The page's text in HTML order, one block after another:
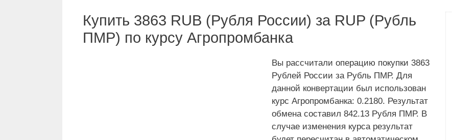
Купить 3863 RUB (Рубля России) за RUP (Рубль
ПМР) по курсу Агропромбанка
Вы рассчитали операцию покупки 3863
Рублей России за Рубль ПМР. Для
данной конвертации был использован
курс Агропромбанка: 0.2180. Результат
обмена составил 842.13 Рубля ПМР. В
случае изменения курса результат